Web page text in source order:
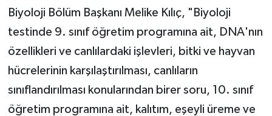
Biyoloji Bölüm Başkanı Melike Kılıç, "Biyoloji
testinde 9. sınıf öğretim programına ait, DNA'nın
özellikleri ve canlılardaki işlevleri, bitki ve hayvan
hücrelerinin karşılaştırılması, canlıların
sınıflandırılması konularından birer soru, 10. sınıf
öğretim programına ait, kalıtım, eşeyli üreme ve